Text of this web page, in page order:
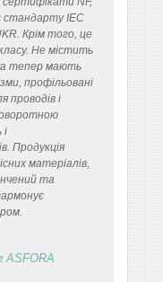
стандарту IEC
Крім того, це
Не містить
тепер мають
профільовані
проводів і
Продукція
матеріалів,
та